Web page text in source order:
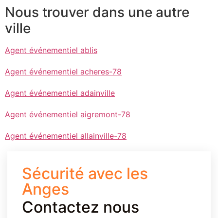
Nous trouver dans une autre
ville
Agent événementiel ablis
Agent événementiel acheres-78
Agent événementiel adainville
Agent événementiel aigremont-78
Agent événementiel allainville-78
Sécurité avec les
Anges
Contactez nous